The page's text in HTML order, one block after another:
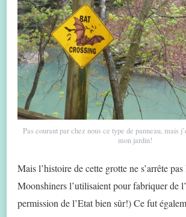
Pas courant par chez nous ce type de panneau, mais
mon jardin!
Mais l’histoire de cette grotte ne s’arrête pas
Moonshiners l’utilisaient pour fabriquer de
permission de l’Etat bien sûr!) Ce fut